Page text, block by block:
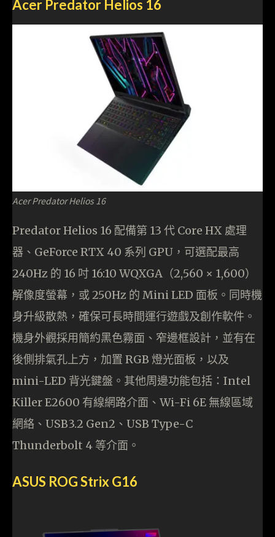
Acer Predator Helios 16
Acer Predator Helios 16
Predator Helios 16 配備第 13 代 Core HX 處理
器、GeForce RTX 40 系列 GPU，可選配最高
240Hz 的 16 吋 16:10 WQXGA（2,560 × 1,600）
解像度螢幕，或 250Hz 的 Mini LED 面板。同時機
身升級散熱，確保可長時間運行遊戲及創作軟件。
機身外觀採用簡約黑色霧面、窄邊框設計，並有在
後側排氣孔上方，加置 RGB 燈光面板，以及
mini-LED 背光鍵盤。其他周邊功能包括：Intel
Killer E2600 有線網路介面、Wi-Fi 6E 無線區域
網絡、USB3.2 Gen2、USB Type-C
Thunderbolt 4 等介面。
ASUS ROG Strix G16